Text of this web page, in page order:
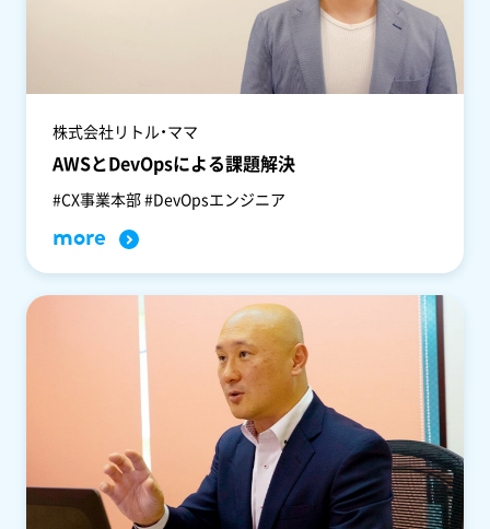
株式会社リトル・ママ
AWSとDevOpsによる課題解決
#CX事業本部 #DevOpsエンジニア
more